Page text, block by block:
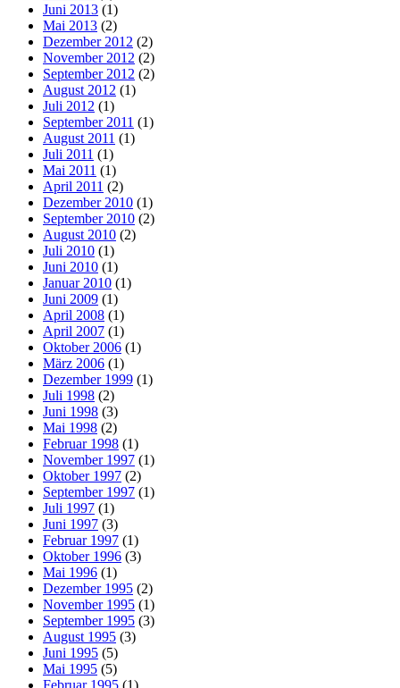
Juni 2013 (1)
Mai 2013 (2)
Dezember 2012 (2)
November 2012 (2)
September 2012 (2)
August 2012 (1)
Juli 2012 (1)
September 2011 (1)
August 2011 (1)
Juli 2011 (1)
Mai 2011 (1)
April 2011 (2)
Dezember 2010 (1)
September 2010 (2)
August 2010 (2)
Juli 2010 (1)
Juni 2010 (1)
Januar 2010 (1)
Juni 2009 (1)
April 2008 (1)
April 2007 (1)
Oktober 2006 (1)
März 2006 (1)
Dezember 1999 (1)
Juli 1998 (2)
Juni 1998 (3)
Mai 1998 (2)
Februar 1998 (1)
November 1997 (1)
Oktober 1997 (2)
September 1997 (1)
Juli 1997 (1)
Juni 1997 (3)
Februar 1997 (1)
Oktober 1996 (3)
Mai 1996 (1)
Dezember 1995 (2)
November 1995 (1)
September 1995 (3)
August 1995 (3)
Juni 1995 (5)
Mai 1995 (5)
Februar 1995 (1)